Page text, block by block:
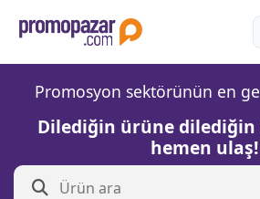
Promosyon sektörünün en
Dilediğin ürüne
hemen ulaş!